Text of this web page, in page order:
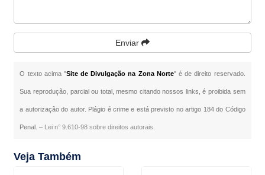
Enviar
O texto acima "Site de Divulgação na Zona Norte" é de direito reservado.
Sua reprodução, parcial ou total, mesmo citando nossos links, é proibida sem
a autorização do autor. Plágio é crime e está previsto no artigo 184 do Código
Penal. – Lei n° 9.610-98 sobre direitos autorais
Veja Também